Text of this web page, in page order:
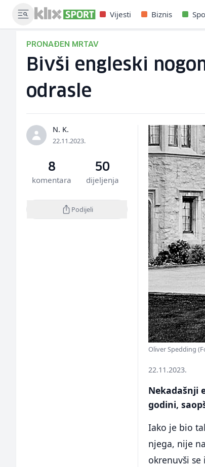
Vijesti Biznis
PRONAĐEN MRTAV
Bivši engleski
odrasle
N. K.
22.11.2023.
8
komentara
50
dijeljenja
Podijeli
Oliver Spedding
22.11.2023.
Nekadašnji
godini,
Iako je bio
njega, nije
okrenuvši